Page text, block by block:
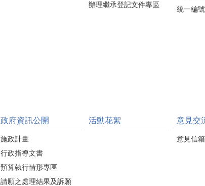
辦理繼承登記文件專區
統一編
政府資訊公開
施政計畫
行政指導文書
預算執行情形專區
請願之處理結果及訴願
活動花絮 意見交
意見信箱